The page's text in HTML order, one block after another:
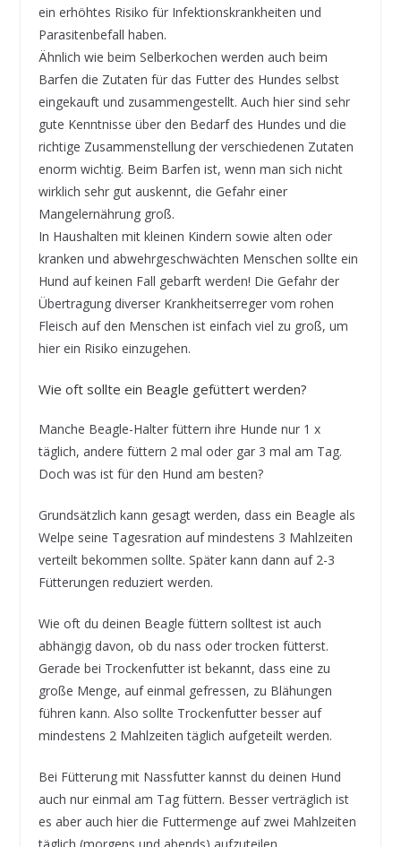
ein erhöhtes Risiko für Infektionskrankheiten und
Parasitenbefall haben.
Ähnlich wie beim Selberkochen werden auch beim
Barfen die Zutaten für das Futter des Hundes selbst
eingekauft und zusammengestellt. Auch hier sind sehr
gute Kenntnisse über den Bedarf des Hundes und die
richtige Zusammenstellung der verschiedenen Zutaten
enorm wichtig. Beim Barfen ist, wenn man sich nicht
wirklich sehr gut auskennt, die Gefahr einer
Mangelernährung groß.
In Haushalten mit kleinen Kindern sowie alten oder
kranken und abwehrgeschwächten Menschen sollte ein
Hund auf keinen Fall gebarft werden! Die Gefahr der
Übertragung diverser Krankheitserreger vom rohen
Fleisch auf den Menschen ist einfach viel zu groß, um
hier ein Risiko einzugehen.
Wie oft sollte ein Beagle gefüttert werden?
Manche Beagle-Halter füttern ihre Hunde nur 1 x
täglich, andere füttern 2 mal oder gar 3 mal am Tag.
Doch was ist für den Hund am besten?
Grundsätzlich kann gesagt werden, dass ein Beagle als
Welpe seine Tagesration auf mindestens 3 Mahlzeiten
verteilt bekommen sollte. Später kann dann auf 2-3
Fütterungen reduziert werden.
Wie oft du deinen Beagle füttern solltest ist auch
abhängig davon, ob du nass oder trocken fütterst.
Gerade bei Trockenfutter ist bekannt, dass eine zu
große Menge, auf einmal gefressen, zu Blähungen
führen kann. Also sollte Trockenfutter besser auf
mindestens 2 Mahlzeiten täglich aufgeteilt werden.
Bei Fütterung mit Nassfutter kannst du deinen Hund
auch nur einmal am Tag füttern. Besser verträglich ist
es aber auch hier die Futtermenge auf zwei Mahlzeiten